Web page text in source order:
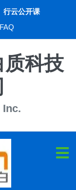
行云公开课
FAQ
质科技